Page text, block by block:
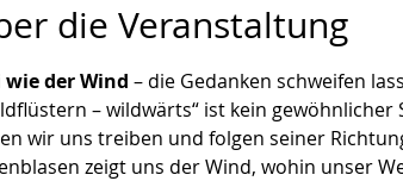
die Veranstaltung
wie der Wind – die Gedanken schweifen
– wildwärts“ ist kein
wir uns treiben und folgen seiner
zeigt uns der Wind, wohin unser